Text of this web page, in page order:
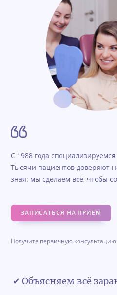
С 1988 года
Тысячи пациентов доверяют
зная: мы сделаем всё, чтобы
ЗАПИСАТЬСЯ НА ПРИЁМ
Получите первичную консультацию
✔ Объясняем всё